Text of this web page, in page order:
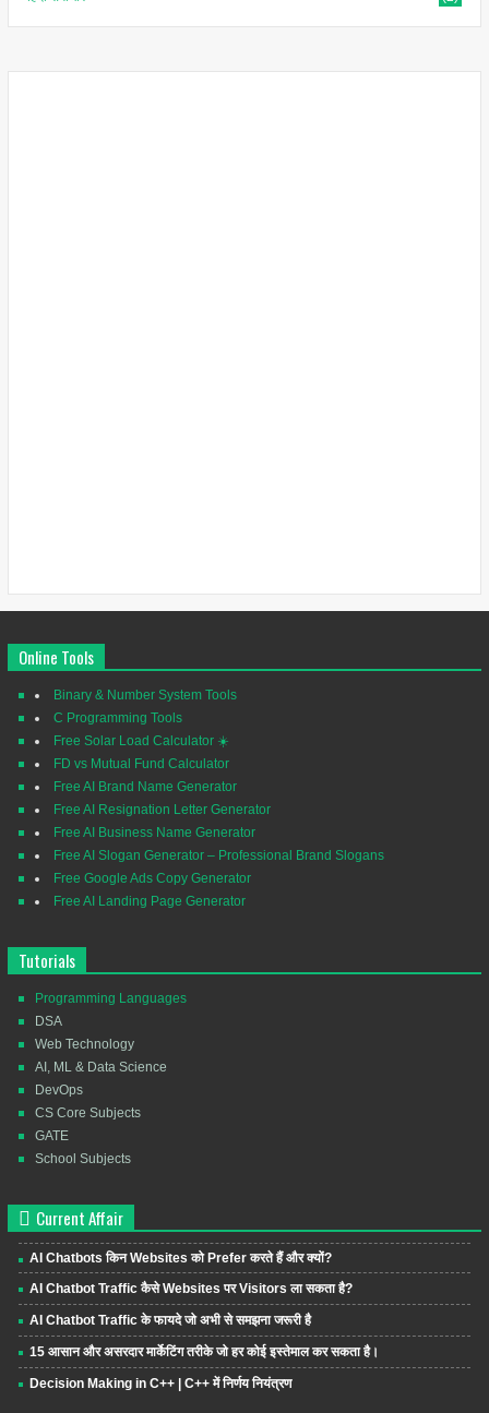
Online Tools
Binary & Number System Tools
C Programming Tools
Free Solar Load Calculator ☀️
FD vs Mutual Fund Calculator
Free AI Brand Name Generator
Free AI Resignation Letter Generator
Free AI Business Name Generator
Free AI Slogan Generator – Professional Brand Slogans
Free Google Ads Copy Generator
Free AI Landing Page Generator
Tutorials
Programming Languages
DSA
Web Technology
AI, ML & Data Science
DevOps
CS Core Subjects
GATE
School Subjects
Current Affair
AI Chatbots किन Websites को Prefer करते हैं और क्यों?
AI Chatbot Traffic कैसे Websites पर Visitors ला सकता है?
AI Chatbot Traffic के फायदे जो अभी से समझना जरूरी है
15 आसान और असरदार मार्केटिंग तरीके जो हर कोई इस्तेमाल कर सकता है।
Decision Making in C++ | C++ में निर्णय नियंत्रण